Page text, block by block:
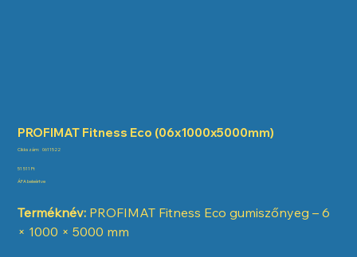
PROFIMAT Fitness Eco (06x1000x5000mm)
Cikkszám: Cikkszám:
0611522
Ár
51 511 Ft
ÁFA beleértve
Terméknév: PROFIMAT Fitness Eco gumiszőnyeg – 6
× 1000 × 5000 mm